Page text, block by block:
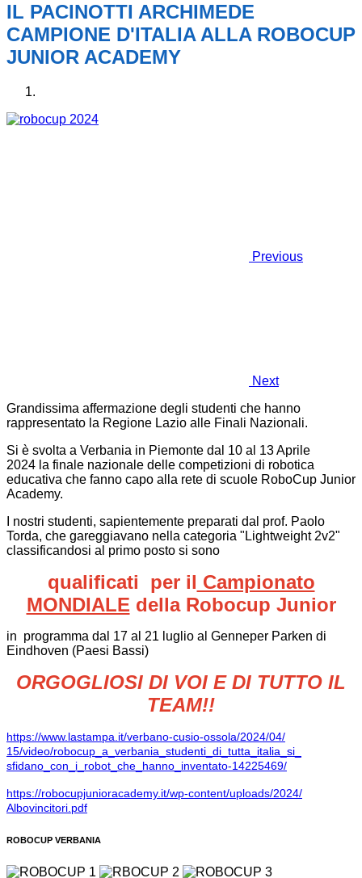
IL PACINOTTI ARCHIMEDE
CAMPIONE D'ITALIA ALLA ROBOCUP
JUNIOR ACADEMY
Previous
Next
Grandissima affermazione degli studenti che hanno
rappresentato la Regione Lazio alle Finali Nazionali.
Si è svolta a Verbania in Piemonte dal 10 al 13 Aprile
2024 la finale nazionale delle competizioni di robotica
educativa che fanno capo alla rete di scuole RoboCup Junior
Academy.
I nostri studenti, sapientemente preparati dal prof. Paolo
Torda, che gareggiavano nella categoria "Lightweight 2v2"
classificandosi al primo posto si sono
qualificati per il Campionato
MONDIALE della Robocup Junior
in programma dal 17 al 21 luglio al Genneper Parken di
Eindhoven (Paesi Bassi)
ORGOGLIOSI DI VOI E DI TUTTO IL
TEAM!!
https://www.lastampa.it/verbano-cusio-ossola/2024/04/
15/video/robocup_a_verbania_ studenti_di_tutta_italia_si_
sfidano_con_i_robot_che_hanno_ inventato-14225469/
https://robocupjunioracademy. it/wp-content/uploads/2024/
Albovincitori.pdf
ROBOCUP VERBANIA